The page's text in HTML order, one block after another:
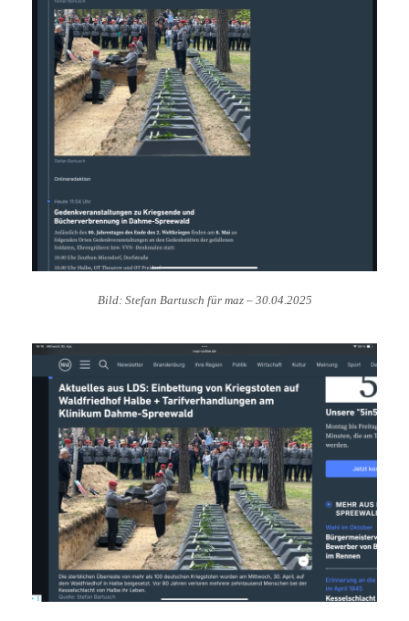
Bild: Stefan Bartusch für maz– 30.04.2025